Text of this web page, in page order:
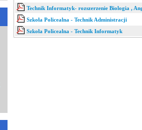
Technik Informatyk- rozszerzenie Biologia ,
Szkoła Policealna - Technik Administracji
Szkoła Policealna - Technik Informatyk